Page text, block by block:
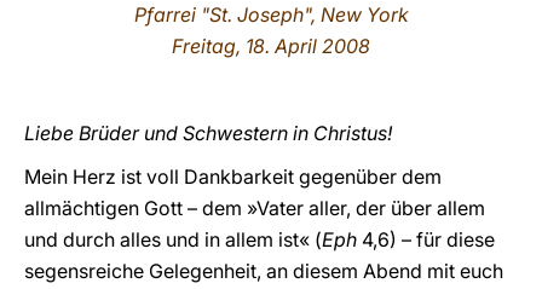
Pfarrei "St. Joseph", New York
Freitag, 18. April 2008
Liebe Brüder und Schwestern in Christus!
Mein Herz ist voll Dankbarkeit gegenüber dem
allmächtigen Gott – dem »Vater aller, der über allem
und durch alles und in allem ist« (Eph 4,6) – für diese
segensreiche Gelegenheit, an diesem Abend mit euch